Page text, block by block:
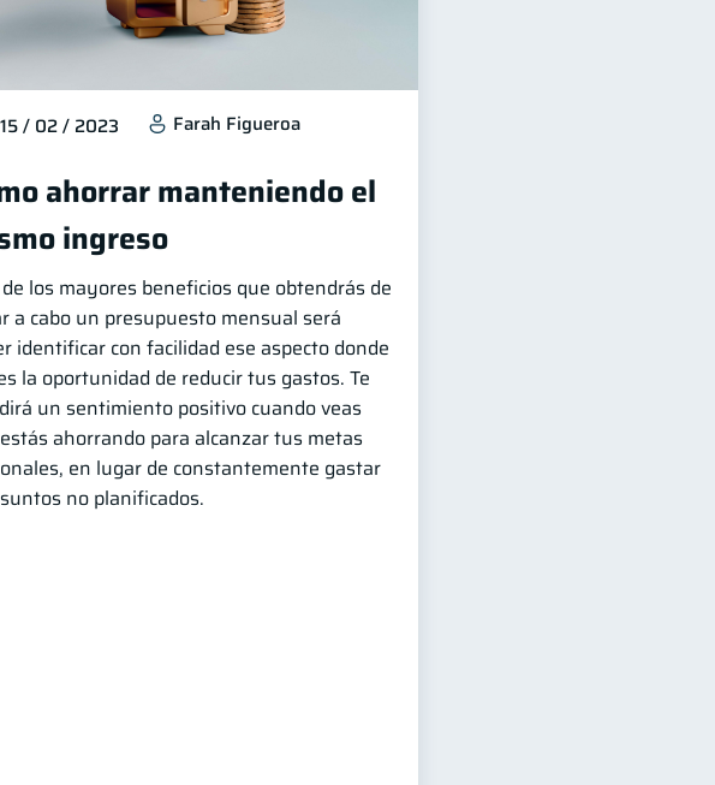
15 / 02 / 2023 Farah Figueroa
ahorrar manteniendo el
ingreso
los mayores beneficios que obtendrás de
a cabo un presupuesto mensual será
identificar con facilidad ese aspecto donde
la oportunidad de reducir tus gastos. Te
un sentimiento positivo cuando veas
ahorrando para alcanzar tus metas
en lugar de constantemente gastar
no planificados.